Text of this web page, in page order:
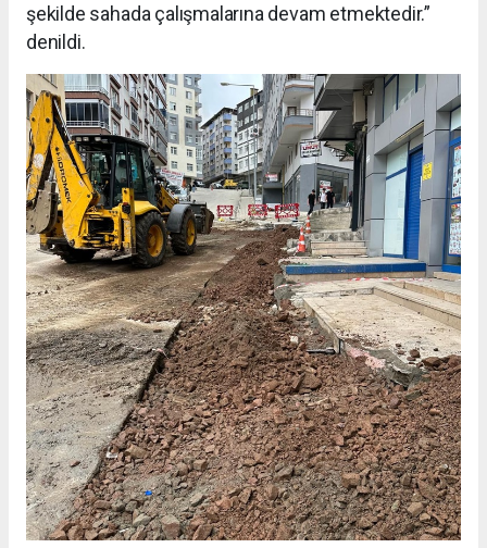
şekilde sahada çalışmalarına devam etmektedir.”
denildi.